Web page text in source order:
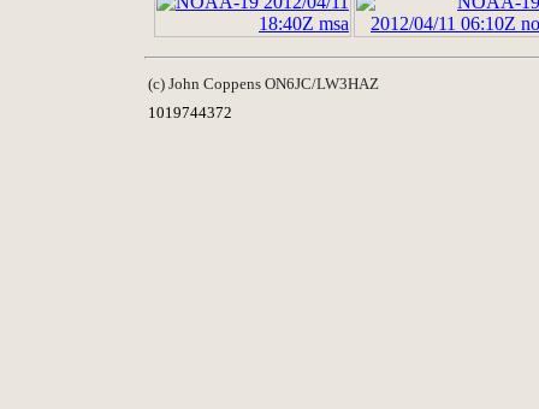
(c) John Coppens ON6JC/LW3HAZ
1019744372